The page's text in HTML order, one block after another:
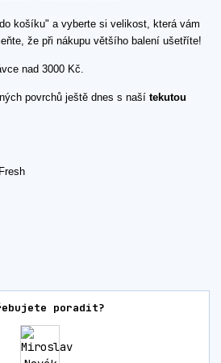
košíku" a vyberte si velikost, která vám
že při nákupu většího balení ušetříte!
nad 3000 Kč.
povrchů ještě dnes s naší tekutou
poradit?